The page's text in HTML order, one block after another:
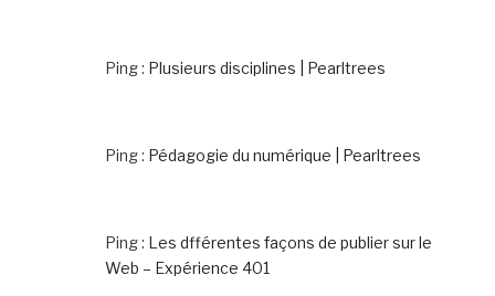
Ping : Plusieurs disciplines | Pearltrees
Ping : Pédagogie du numérique | Pearltrees
Ping : Les dfférentes façons de publier sur le
Web – Expérience 401